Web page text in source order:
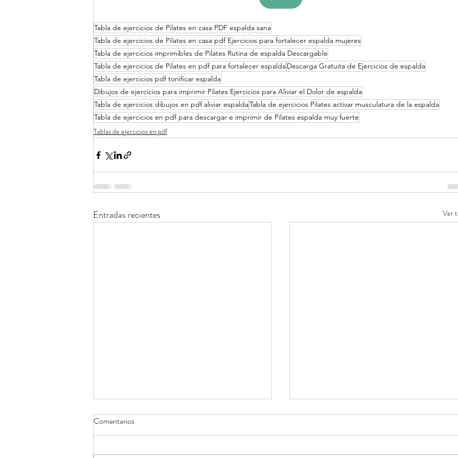
Tabla de ejercicios de Pilates en casa PDF espalda sana
Tabla de ejercicios de Pilates en casa pdf Ejercicios para fortalecer espalda mujeres
Tabla de ejercicios imprimibles de Pilates Rutina de espalda Descargable
Tabla de ejercicios de Pilates en pdf para fortalecer espaldaDescarga Gratuita de Ejercicios de espalda
Tabla de ejercicios pdf tonificar espalda
Dibujos de ejercicios para imprimir Pilates Ejercicios para Aliviar el Dolor de espalda
Tabla de ejercicios dibujos en pdf aliviar espaldaTabla de ejercicios Pilates activar musculatura de la espalda
Tabla de ejercicios en pdf para descargar e imprimir de Pilates espalda muy fuerte
Tablas de ejercicios en pdf
Entradas recientes Ver
Comentarios